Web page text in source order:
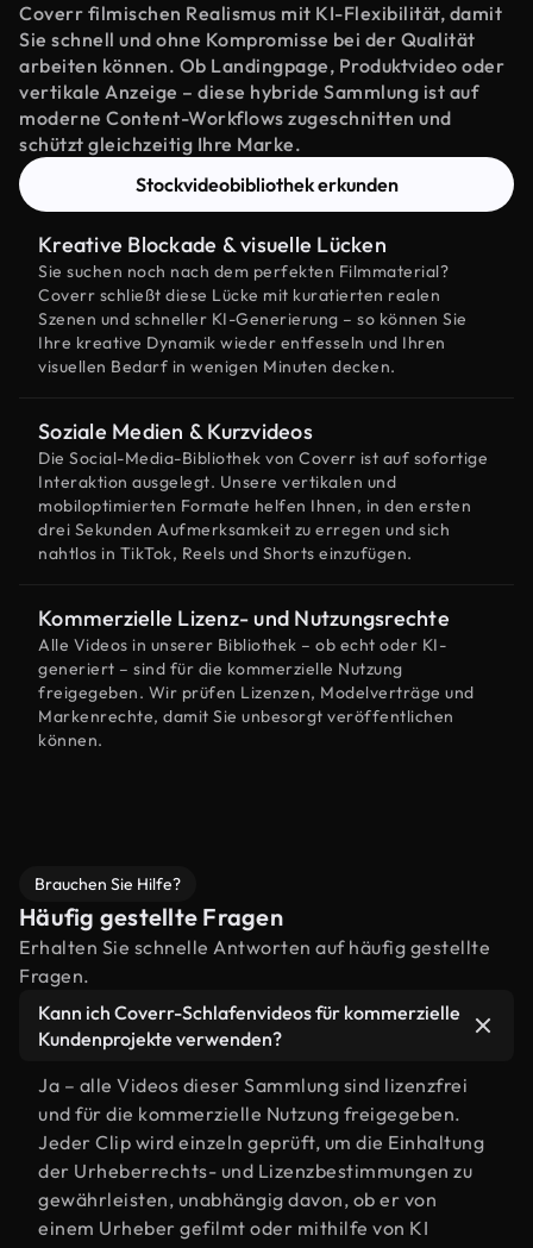
Coverr filmischen Realismus mit KI-Flexibilität, damit
Sie schnell und ohne Kompromisse bei der Qualität
arbeiten können. Ob Landingpage, Produktvideo oder
vertikale Anzeige – diese hybride Sammlung ist auf
moderne Content-Workflows zugeschnitten und
schützt gleichzeitig Ihre Marke.
Stockvideobibliothek erkunden
Kreative Blockade & visuelle Lücken
Sie suchen noch nach dem perfekten Filmmaterial?
Coverr schließt diese Lücke mit kuratierten realen
Szenen und schneller KI-Generierung – so können Sie
Ihre kreative Dynamik wieder entfesseln und Ihren
visuellen Bedarf in wenigen Minuten decken.
Soziale Medien & Kurzvideos
Die Social-Media-Bibliothek von Coverr ist auf sofortige
Interaktion ausgelegt. Unsere vertikalen und
mobiloptimierten Formate helfen Ihnen, in den ersten
drei Sekunden Aufmerksamkeit zu erregen und sich
nahtlos in TikTok, Reels und Shorts einzufügen.
Kommerzielle Lizenz- und Nutzungsrechte
Alle Videos in unserer Bibliothek – ob echt oder KI-
generiert – sind für die kommerzielle Nutzung
freigegeben. Wir prüfen Lizenzen, Modelverträge und
Markenrechte, damit Sie unbesorgt veröffentlichen
können.
Brauchen Sie Hilfe?
Häufig gestellte Fragen
Erhalten Sie schnelle Antworten auf häufig gestellte
Fragen.
Kann ich Coverr-Schlafenvideos für kommerzielle
Kundenprojekte verwenden?
Ja – alle Videos dieser Sammlung sind lizenzfrei
und für die kommerzielle Nutzung freigegeben.
Jeder Clip wird einzeln geprüft, um die Einhaltung
der Urheberrechts- und Lizenzbestimmungen zu
gewährleisten, unabhängig davon, ob er von
einem Urheber gefilmt oder mithilfe von KI